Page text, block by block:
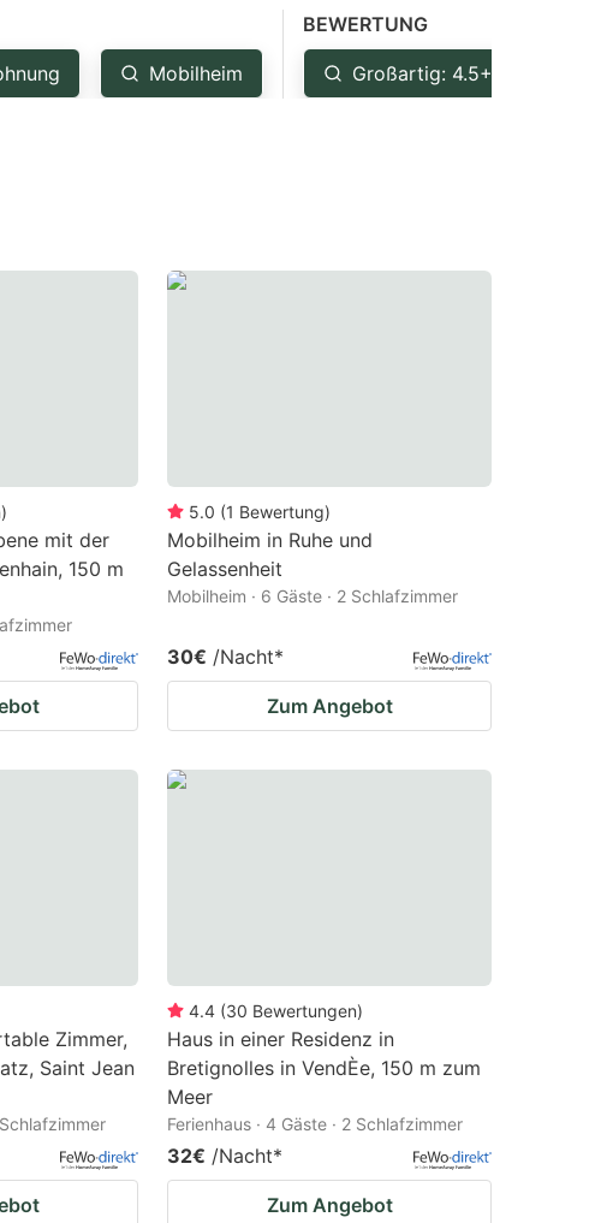
Mobilheim
BEWERTUNG
Großartig: 4.5+
)
mit der
150 m
5.0 (1 Bewertung)
Mobilheim in Ruhe und
Gelassenheit
Mobilheim · 6 Gäste · 2 Schlafzimmer
30€ /Nacht*
Zum Angebot
Zimmer,
Saint Jean
4.4 (30 Bewertungen)
Haus in einer Residenz in
Bretignolles in VendÈe, 150 m zum
Meer
Ferienhaus · 4 Gäste · 2 Schlafzimmer
32€ /Nacht*
Zum Angebot